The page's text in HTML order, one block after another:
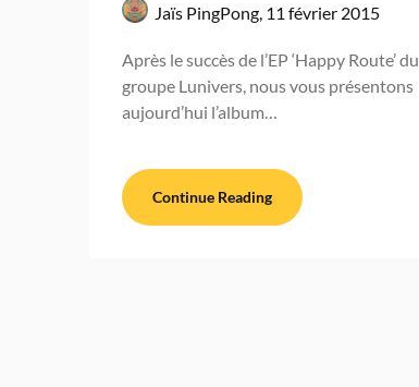
Jaïs PingPong, 11 février 2015
Après le succès de l’EP ‘Happy Route’ du
groupe Lunivers, nous vous présentons
aujourd’hui l’album…
Continue Reading